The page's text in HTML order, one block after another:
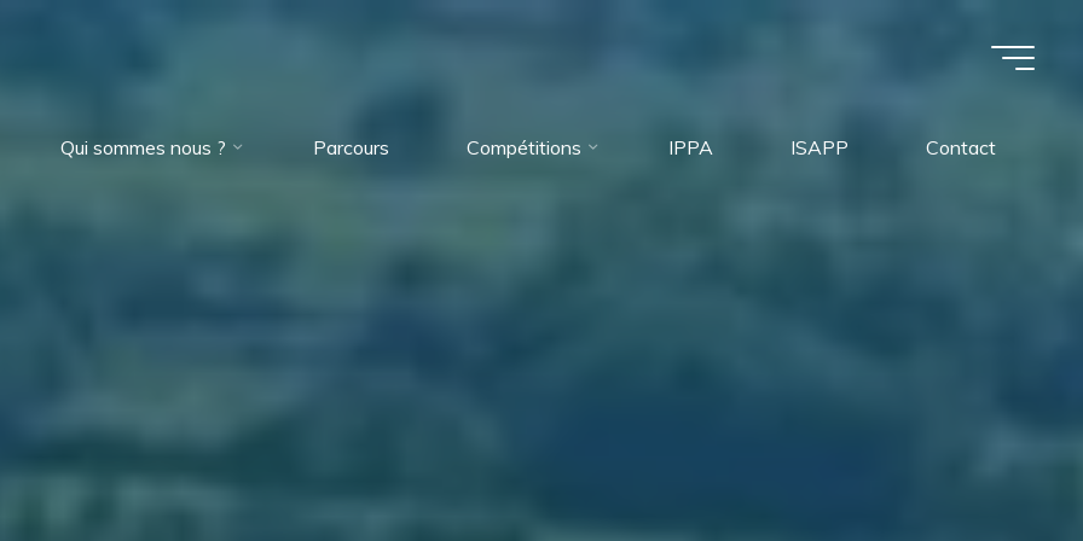
Qui sommes nous ? Parcours Compétitions IPPA ISAPP Contact